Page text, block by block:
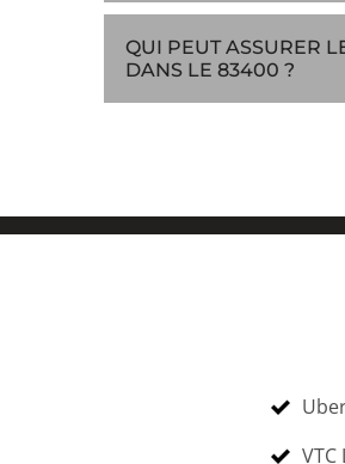
QUI PEUT ASSURER
DANS LE 83400 ?
VTC